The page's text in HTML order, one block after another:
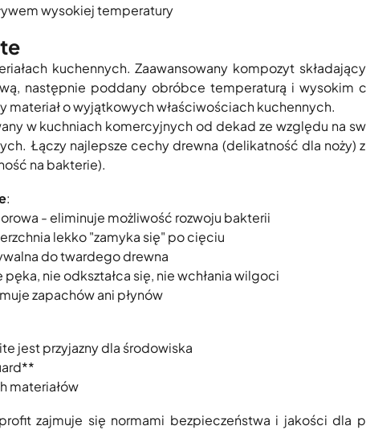
wysokiej temperatury
kuchennych. Zaawansowany kompozyt
następnie poddany obróbce temperaturą i wysokim
materiał o wyjątkowych właściwościach kuchennych.
w kuchniach komercyjnych od dekad ze względu na
Łączy najlepsze cechy drewna (delikatność dla noży)
na bakterie).
:
- eliminuje możliwość rozwoju bakterii
lekko "zamyka się" po cięciu
do twardego drewna
nie odkształca się, nie wchłania wilgoci
zapachów ani płynów
jest przyjazny dla środowiska
materiałów
zajmuje się normami bezpieczeństwa i jakości dla